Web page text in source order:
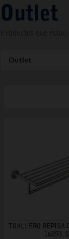
Outlet
Outlet
TOALLERO REPISA
16853. S